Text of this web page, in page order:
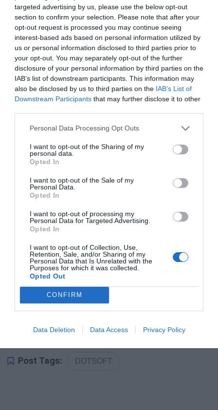
targeted advertising by us, please use the below opt-out
section to confirm your selection. Please note that after your
opt-out request is processed you may continue seeing
interest-based ads based on personal information utilized by
us or personal information disclosed to third parties prior to
your opt-out. You may separately opt-out of the further
disclosure of your personal information by third parties on the
IAB’s list of downstream participants. This information may
also be disclosed by us to third parties on the IAB’s List of
Downstream Participants that may further disclose it to other
Personal Data Processing Opt Outs
I want to opt-out of the Sharing of my
personal data.
Opted In
I want to opt-out of the Sale of my
Personal Data.
Opted In
I want to opt-out of processing my
Personal Data for Targeted Advertising.
Opted In
I want to opt-out of Collection, Use,
Retention, Sale, and/or Sharing of my
Personal Data that Is Unrelated with the
Purposes for which it was collected.
Opted Out
CONFIRM
Data Deletion Data Access Privacy Policy
Interreg V-Α«Ελλάδα-Βουλγαρία 2014-2020».
Ο κύριος στόχος της Πράξης είναι η βελτίωση της
πρόσβασης σε πληροφορίες που σχετίζονται με
μνημεία πολιτιστικής και φυσικής κληρονομιάς στη
διασυνοριακή περιοχή Ελλάδας και Βουλγαρίας.
Το έργο περιλαμβάνει τα ακόλουθα τμήματα:
1. Δημιουργία ψηφιακού περιεχομένου προϊόντων
2. Πολυμεσικό περιεχόμενο – Πανοράματα 360° και
διαδραστικές διαδρομές εικονικής
πραγματικότητας (virtual reality) για υπολογιστές,
Ο προϋπολογισμός του έργου ανέρχεται σε
105.000,00€ συμπεριλαμβανομένου Φ.Π.Α. 24%.
Φορέας χρηματοδότησης του έργου είναι το
Ευρωπαϊκό Ταμείο Περιφερειακής Ανάπτυξης
(ΕΤΠΑ) κατά 85% και οι εθνικοί πόροι κατά 15%
μέσω του ΠΔΕ (Πρόγραμμα Δημοσίων
Επενδύσεων).
Post Tags: DOTSOFT